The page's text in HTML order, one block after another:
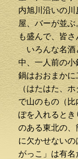
内旭川沿いの
屋、バーが並
も盛んで、皆
いろんな名酒
中、一人前の
鍋はおおまか
（はたはた、
で山のもの（
ぽを入れると
のある東北の
に欠かせない
がっこ」は有